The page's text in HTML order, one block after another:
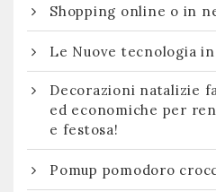
Shopping online o in
Le Nuove tecnologia
Decorazioni natalizie
ed economiche per
e festosa!
Pomup pomodoro